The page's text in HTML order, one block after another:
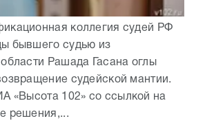
коллегия судей РФ
бывшего судью из
Рашада Гасана оглы
судейской мантии.
«Высота 102» со ссылкой на
решения,...